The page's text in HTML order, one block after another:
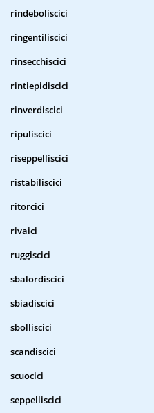
rindeboliscici
ringentiliscici
rinsecchiscici
rintiepidiscici
rinverdiscici
ripuliscici
riseppelliscici
ristabiliscici
ritorcici
rivaici
ruggiscici
sbalordiscici
sbiadiscici
sbolliscici
scandiscici
scuocici
seppelliscici